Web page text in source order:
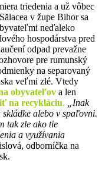
triedenia a už vôbec
v župe Bihor sa
neďaleko
hospodárstva pred
odpad prevažne
pre rumunský
na separovaný
veľmi zlé. Vtedy
obyvateľov a len
na recykláciu.
„Inak
alebo v spaľovni.
tak zle ako tie
a využívania
odborníčka na